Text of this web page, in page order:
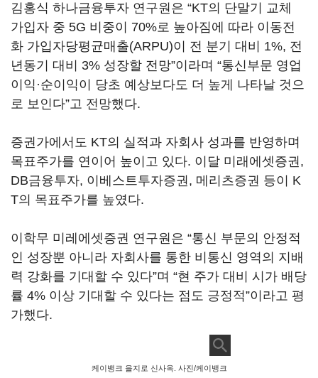
김홍식 하나금융투자 연구원은 “KT의 단말기 교체
가입자 중 5G 비중이 70%로 높아짐에 따라 이동전
화 가입자당평균매출(ARPU)이 전 분기 대비 1%, 전
년동기 대비 3% 성장할 전망”이라며 “통신부문 영업
이익·순이익이 당초 예상보다도 더 높게 나타날 것으
로 보인다”고 전망했다.
증권가에서도 KT의 실적과 자회사 성과를 반영하며
목표주가를 연이어 높이고 있다. 이달 미래에셋증권,
DB금융투자, 이베스트투자증권, 메리츠증권 등이 K
T의 목표주가를 높였다.
이학무 미레에셋증권 연구원은 “통신 부문의 안정적
인 성장뿐 아니라 자회사를 통한 비통신 영역의 지배
력 강화를 기대할 수 있다”며 “현 주가 대비 시가 배당
률 4% 이상 기대할 수 있다는 점도 긍정적”이라고 평
가했다.
케이뱅크 을지로 신사옥. 사진/케이뱅크